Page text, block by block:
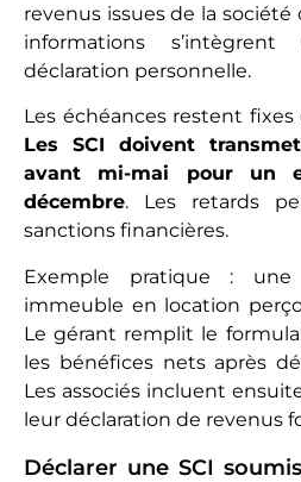
revenus issues de la société
informations
déclaration personnelle.
Les échéances restent
Les SCI doivent
avant mi-mai pour un
décembre. Les retards
sanctions financières.
Exemple pratique :
immeuble en location
Le gérant remplit le
les bénéfices nets après
Les associés incluent
leur déclaration de revenus
Déclarer une SCI